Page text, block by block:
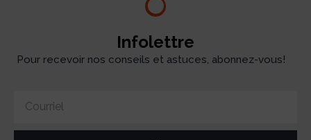
Infolettre
Pour recevoir nos conseils et astuces, abonnez-vous!